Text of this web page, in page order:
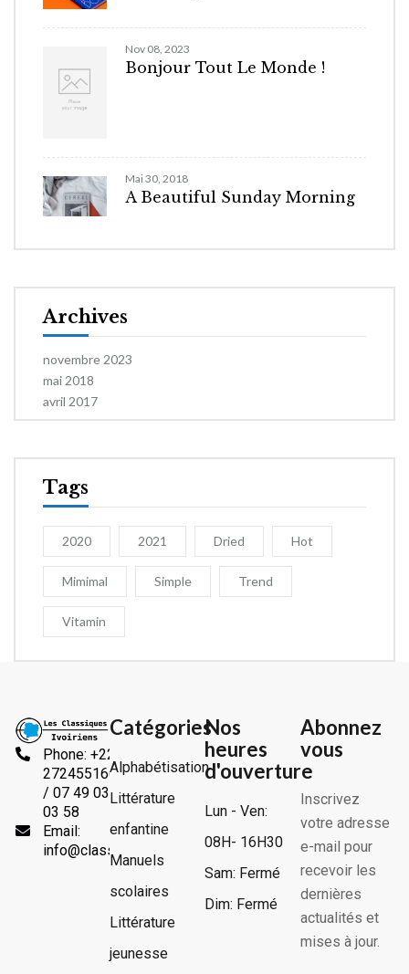
Nov 08, 2023
Bonjour Tout Le Monde !
Mai 30, 2018
A Beautiful Sunday Morning
Archives
novembre 2023
mai 2018
avril 2017
Tags
2020 2021 Dried Hot
Mimimal Simple Trend
Vitamin
Phone: +225
2724551666
/ 07 49 03
03 58
Email:
info@classiquesivoiriens.com
Catégories
Alphabétisation
Littérature
enfantine
Manuels
scolaires
Littérature
jeunesse
Nos
heures
d'ouverture
Lun - Ven:
08H- 16H30
Sam: Fermé
Dim: Fermé
Abonnez
vous
Inscrivez
votre adresse
e-mail pour
recevoir les
dernières
actualités et
mises à jour.